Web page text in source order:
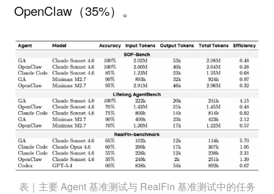
OpenClaw（35%）。
表｜主要 Agent 基准测试与 RealFin 基准测试中的任务